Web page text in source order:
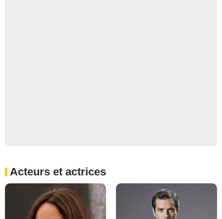
Acteurs et actrices